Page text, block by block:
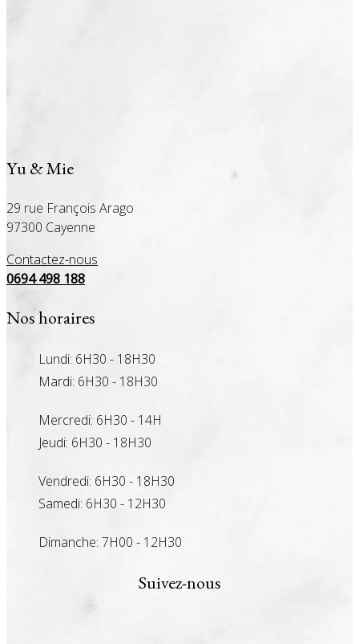
Yu & Mie
29 rue François Arago
97300 Cayenne
Contactez-nous
0694 498 188
Nos horaires
Lundi: 6H30 - 18H30
Mardi: 6H30 - 18H30
Mercredi: 6H30 - 14H
Jeudi: 6H30 - 18H30
Vendredi: 6H30 - 18H30
Samedi: 6H30 - 12H30
Dimanche: 7H00 - 12H30
Suivez-nous